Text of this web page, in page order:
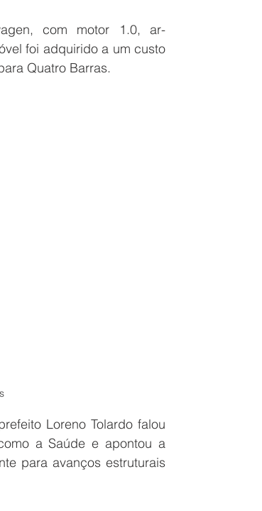
com motor 1.0, ar-
foi adquirido a um custo
Quatro Barras.
Loreno Tolardo falou
a Saúde e apontou a
para avanços estruturais